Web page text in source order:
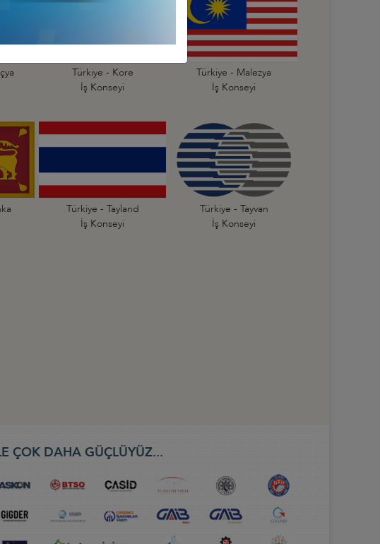
Türkiye - Kore
İş Konseyi
Türkiye - Malezya
İş Konseyi
Türkiye - Tayland
İş Konseyi
Türkiye - Tayvan
İş Konseyi
ÇOK DAHA GÜÇLÜYÜZ...